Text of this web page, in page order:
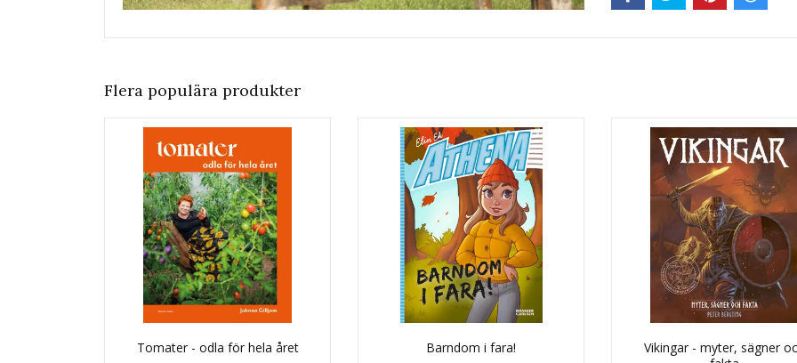
Flera populära produkter
Tomater - odla för hela året Barndom i fara!
Vikingar - myter, sägner